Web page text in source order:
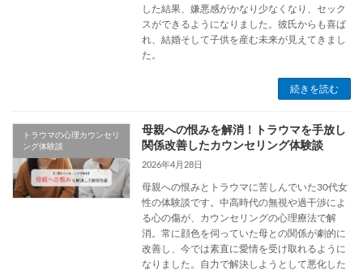
した結果、嫌悪感がかなり少なくなり、セック
スができるようになりました。彼氏からも喜ば
れ、結婚そして子供を産む未来が見えてきまし
た。
続きを読む
トラウマの心理カウンセリ
ング体験談
母親への恨みを解消！トラウマを手放し
関係改善したカウンセリング体験談
2026年4月28日
母親への恨みとトラウマに苦しんでいた30代女
性の体験談です。中高時代の無視や過干渉によ
る心の傷が、カウンセリングの心理療法で解
消。常に顔色を伺っていた母との関係が劇的に
改善し、今では素直に愛情を受け取れるように
なりました。自力で解決しようとして悪化した